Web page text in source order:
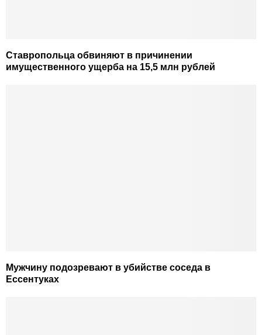
Ставропольца обвиняют в причинении
имущественного ущерба на 15,5 млн рублей
Мужчину подозревают в убийстве соседа в
Ессентуках